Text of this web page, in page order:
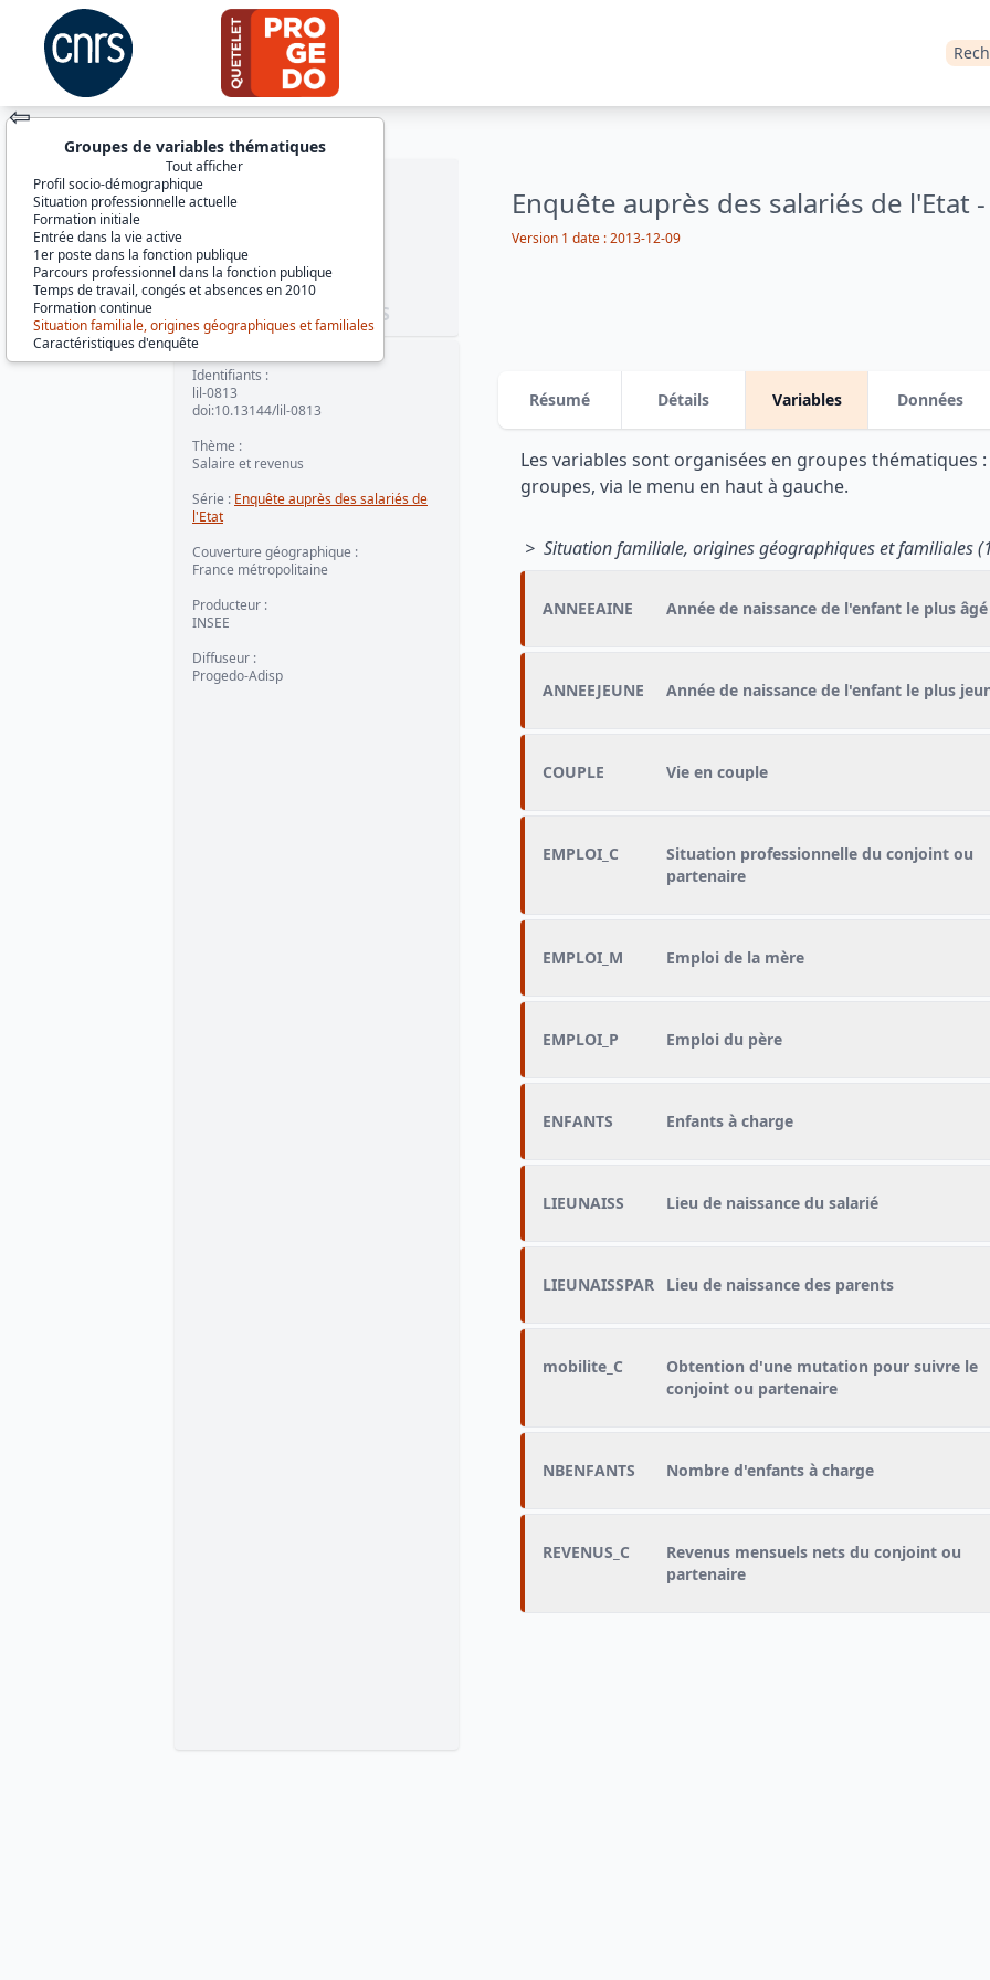
JEU DE DONNÉES
Enquête auprès des salariés de l'Etat
Version 1 date : 2013-12-09
⇦
Groupes de variables thématiques
Tout afficher
Profil socio-démographique
Situation professionnelle actuelle
Formation initiale
Entrée dans la vie active
1er poste dans la fonction publique
Parcours professionnel dans la fonction publique
Temps de travail, congés et absences en 2010
Formation continue
Situation familiale, origines géographiques et familiales
Caractéristiques d'enquête
Identifiants :
lil-0813
doi:10.13144/lil-0813
Thème :
Salaire et revenus
Série : Enquête auprès des salariés de
l'Etat
Couverture géographique :
France métropolitaine
Producteur :
INSEE
Diffuseur :
Progedo-Adisp
Résumé Détails Variables Données
Les variables sont organisées en groupes thématiques
groupes, via le menu en haut à gauche.
> Situation familiale, origines géographiques et familiales
ANNEEAINE Année de naissance de l'enfant le plus âgé
ANNEEJEUNE Année de naissance de l'enfant le plus
COUPLE Vie en couple
EMPLOI_C
Situation professionnelle du conjoint ou
partenaire
EMPLOI_M Emploi de la mère
EMPLOI_P Emploi du père
ENFANTS Enfants à charge
LIEUNAISS Lieu de naissance du salarié
LIEUNAISSPAR Lieu de naissance des parents
mobilite_C
Obtention d'une mutation pour suivre le
conjoint ou partenaire
NBENFANTS Nombre d'enfants à charge
REVENUS_C
Revenus mensuels nets du conjoint ou
partenaire